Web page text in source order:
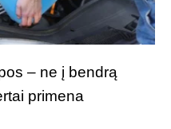
– ne į bendrą
primena